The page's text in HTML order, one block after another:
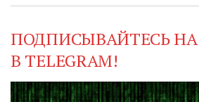
ПОДПИСЫВАЙТЕСЬ
В TELEGRAM!